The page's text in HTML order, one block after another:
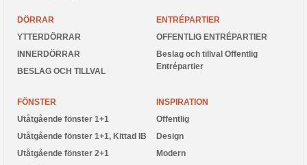
DÖRRAR
YTTERDÖRRAR
INNERDÖRRAR
BESLAG OCH TILLVAL
ENTRÉPARTIER
OFFENTLIG ENTRÉPARTIER
Beslag och tillval Offentlig
Entrépartier
FÖNSTER
Utåtgående fönster 1+1
Utåtgående fönster 1+1, Kittad IB
Utåtgående fönster 2+1
INSPIRATION
Offentlig
Design
Modern